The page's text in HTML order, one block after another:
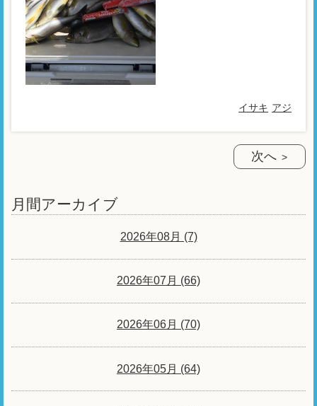
イサキ アジ
次へ
月間アーカイブ
2026年08月 (7)
2026年07月 (66)
2026年06月 (70)
2026年05月 (64)